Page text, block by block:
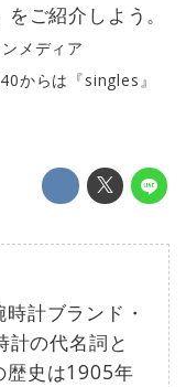
ご紹介しよう。
メディア
からは『singles』
計ブランド・
計の代名詞と
歴史は1905年